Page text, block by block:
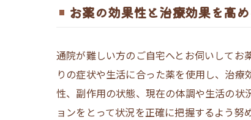
お薬の効果性と治療効果を高
通院が難しい方のご自宅へとお伺いしてお
りの症状や生活に合った薬を使用し、治
性、副作用の状態、現在の体調や生活の状
ョンをとって状況を正確に把握するよう